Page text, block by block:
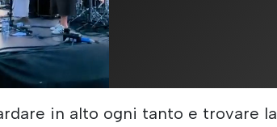
in alto ogni tanto e trovare la